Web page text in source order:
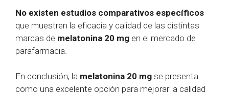
No existen estudios comparativos específicos
que muestren la eficacia y calidad de las distintas
marcas de melatonina 20 mg en el mercado de
parafarmacia.
En conclusión, la melatonina 20 mg se presenta
como una excelente opción para mejorar la calidad